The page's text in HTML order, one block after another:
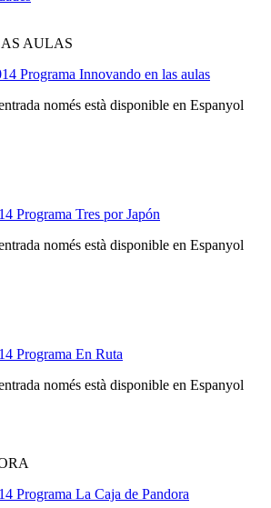
AULAS
Programa Innovando en las aulas
només està disponible en Espanyol
Programa Tres por Japón
només està disponible en Espanyol
Programa En Ruta
només està disponible en Espanyol
Programa La Caja de Pandora